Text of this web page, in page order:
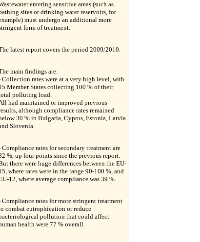
entering sensitive areas (such as
sites or drinking water reservoirs, for
must undergo an additional more
form of treatment.
latest report covers the period 2009/2010.
main findings are:
Collection rates were at a very high level, with
Member States collecting 100 % of their
polluting load.
had maintained or improved previous
although compliance rates remained
30 % in Bulgaria, Cyprus, Estonia, Latvia
Slovenia.
Compliance rates for secondary treatment are
%, up four points since the previous report.
there were huge differences between the EU-
where rates were in the range 90-100 %, and
12, where average compliance was 39 %.
Compliance rates for more stringent treatment
combat eutrophication or reduce
pollution that could affect
health were 77 % overall.